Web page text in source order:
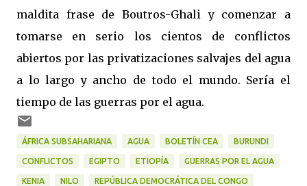
maldita frase de Boutros-Ghali y comenzar a
tomarse en serio los cientos de conflictos
abiertos por las privatizaciones salvajes del agua
a lo largo y ancho de todo el mundo. Sería el
tiempo de las guerras por el agua.
ÁFRICA SUBSAHARIANA AGUA BOLETÍN CEA BURUNDI
CONFLICTOS EGIPTO ETIOPÍA GUERRAS POR EL AGUA
KENIA NILO REPÚBLICA DEMOCRÁTICA DEL CONGO